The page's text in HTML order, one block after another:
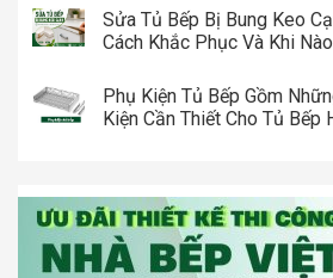
Sửa Tủ Bếp Bị Bung Keo
Cách Khắc Phục Và Khi
Phụ Kiện Tủ Bếp Gồm
Kiện Cần Thiết Cho Tủ Bếp